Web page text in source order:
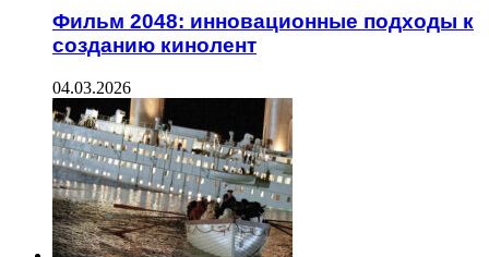
Фильм 2048: инновационные подходы к
созданию кинолент
04.03.2026